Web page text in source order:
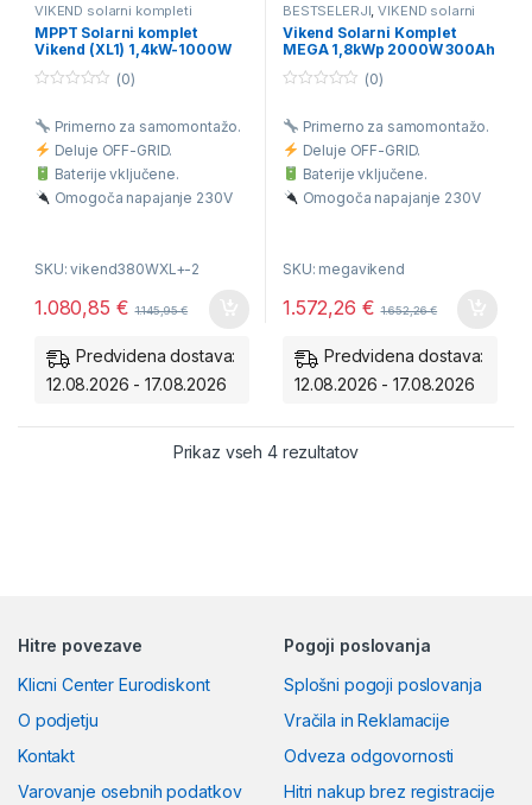
VIKEND solarni kompleti
MPPT Solarni komplet
Vikend (XL1) 1,4kW-1000W
u
o
f
5
(0)
Primerno za samomontažo.
Deluje OFF-GRID.
Baterije vključene.
Omogoča napajanje 230V
dom.
1kWh/dan.
SKU: vikend380WXL+-2
1.080,85 € 1.145,95€
Predvidena dostava:
12.08.2026 - 17.08.2026
BESTSELERJI ,VIKEND solarni
kompleti
Vikend Solarni Komplet
MEGA 1,8kWp 2000W 300Ah
u
o
f
5
(0)
Primerno za samomontažo.
Deluje OFF-GRID.
Baterije vključene.
Omogoča napajanje 230V
dom.
1,5kWh/dan.
SKU: megavikend
1.572,26 € 1.652,26€
Predvidena dostava:
12.08.2026 - 17.08.2026
Prikaz vseh 4 rezultatovRazvrščeno po ceni:
Hitre povezave
Klicni Center Eurodiskont
O podjetju
Kontakt
Varovanje osebnih podatkov
Pogoji poslovanja
Splošni pogoji poslovanja
Vračila in Reklamacije
Odveza odgovornosti
Hitri nakup brez registracije